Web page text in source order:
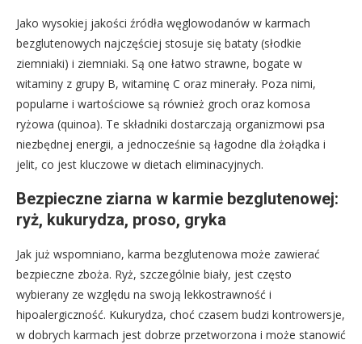
Jako wysokiej jakości źródła węglowodanów w karmach
bezglutenowych najczęściej stosuje się bataty (słodkie
ziemniaki) i ziemniaki. Są one łatwo strawne, bogate w
witaminy z grupy B, witaminę C oraz minerały. Poza nimi,
popularne i wartościowe są również groch oraz komosa
ryżowa (quinoa). Te składniki dostarczają organizmowi psa
niezbędnej energii, a jednocześnie są łagodne dla żołądka i
jelit, co jest kluczowe w dietach eliminacyjnych.
Bezpieczne ziarna w karmie bezglutenowej:
ryż, kukurydza, proso, gryka
Jak już wspomniano, karma bezglutenowa może zawierać
bezpieczne zboża. Ryż, szczególnie biały, jest często
wybierany ze względu na swoją lekkostrawność i
hipoalergiczność. Kukurydza, choć czasem budzi kontrowersje,
w dobrych karmach jest dobrze przetworzona i może stanowić